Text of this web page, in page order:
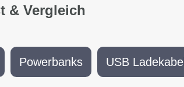
& Vergleich
Powerbanks USB Ladekabel